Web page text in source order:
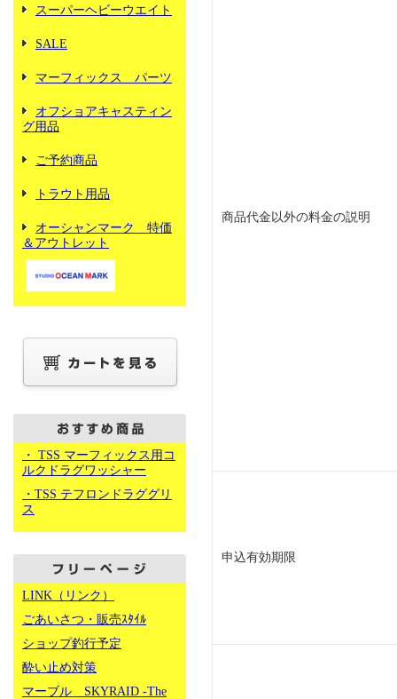
スーパーヘビーウエイト
SALE
マーフィックス パーツ
オフショアキャスティン
グ用品
ご予約商品
トラウト用品
オーシャンマーク 特価
＆アウトレット
・ TSS マーフィックス用コ
ルクドラグワッシャー
・TSS テフロンドラググリ
ス
LINK（リンク）
ごあいさつ・販売ｽﾀｲﾙ
ショップ釣行予定
酔い止め対策
マーブル SKYRAID -The
商品代金以外の料金の説明
申込有効期限